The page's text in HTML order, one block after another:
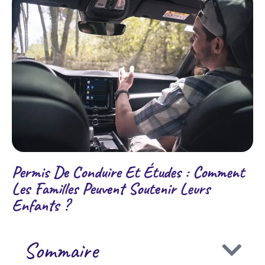
Permis De Conduire Et Études : Comment
Les Familles Peuvent Soutenir Leurs
Enfants ?
Sommaire